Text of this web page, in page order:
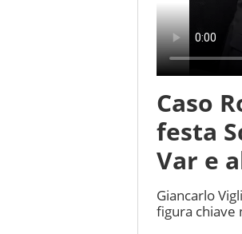
Caso
festa
Var e
Giancarlo
figura chiave